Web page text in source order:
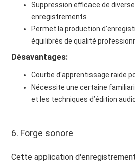
Suppression efficace de
enregistrements
Permet la production
équilibrés de qualité
Désavantages:
Courbe d'apprentissage raide
Nécessite une certaine
et les techniques d’édition
6. Forge sonore
Cette application